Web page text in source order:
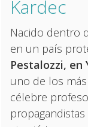
Kardec
Nacido dentro
en un país
Pestalozzi, en
uno de los
célebre